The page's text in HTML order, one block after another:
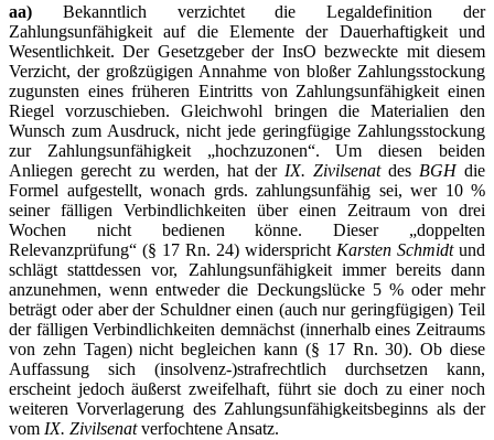
aa) Bekanntlich verzichtet die Legaldefinition der
Zahlungsunfähigkeit auf die Elemente der Dauerhaftigkeit und
Wesentlichkeit. Der Gesetzgeber der InsO bezweckte mit diesem
Verzicht, der großzügigen Annahme von bloßer Zahlungsstockung
zugunsten eines früheren Eintritts von Zahlungsunfähigkeit einen
Riegel vorzuschieben. Gleichwohl bringen die Materialien den
Wunsch zum Ausdruck, nicht jede geringfügige Zahlungsstockung
zur Zahlungsunfähigkeit „hochzuzonen“. Um diesen beiden
Anliegen gerecht zu werden, hat der IX. Zivilsenatdes BGHdie
Formel aufgestellt, wonach grds. zahlungsunfähig sei, wer 10 %
seiner fälligen Verbindlichkeiten über einen Zeitraum von drei
Wochen nicht bedienen könne. Dieser „doppelten
Relevanzprüfung“ (§ 17 Rn. 24) widerspricht Karsten Schmidtund
schlägt stattdessen vor, Zahlungsunfähigkeit immer bereits dann
anzunehmen, wenn entweder die Deckungslücke 5 % oder mehr
beträgt oder aber der Schuldner einen (auch nur geringfügigen) Teil
der fälligen Verbindlichkeiten demnächst (innerhalb eines Zeitraums
von zehn Tagen) nicht begleichen kann (§ 17 Rn. 30). Ob diese
Auffassung sich (insolvenz-)strafrechtlich durchsetzen kann,
erscheint jedoch äußerst zweifelhaft, führt sie doch zu einer noch
weiteren Vorverlagerung des Zahlungsunfähigkeitsbeginns als der
vom IX. Zivilsenatverfochtene Ansatz.